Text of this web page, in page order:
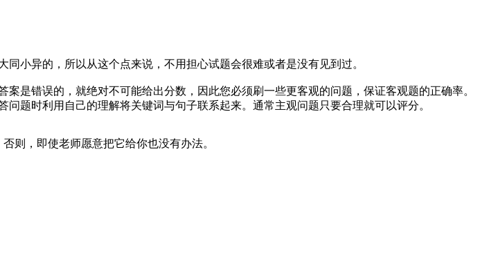
小异的，所以从这个点来说，不用担心试题会很难或者是没有见到过。
是错误的，就绝对不可能给出分数，因此您必须刷一些更客观的问题，保证客观题的正确率。
题时利用自己的理解将关键词与句子联系起来。通常主观问题只要合理就可以评分。
则，即使老师愿意把它给你也没有办法。